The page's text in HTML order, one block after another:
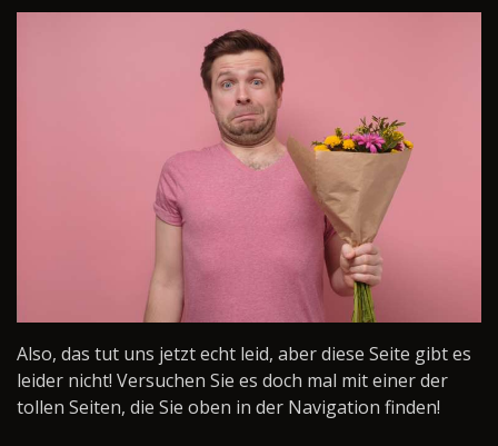
Also, das tut uns jetzt echt leid, aber diese Seite gibt es
leider nicht! Versuchen Sie es doch mal mit einer der
tollen Seiten, die Sie oben in der Navigation finden!